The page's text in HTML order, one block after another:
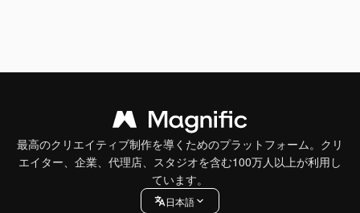
最高のクリエイティブ制作を導くためのプラットフォーム。クリ
エイター、企業、代理店、スタジオを含む100万人以上が利用し
ています。
日本語